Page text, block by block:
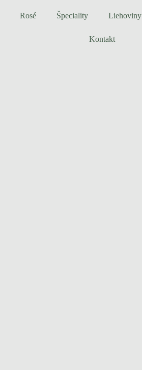
Rosé Špeciality Liehoviny
Kontakt